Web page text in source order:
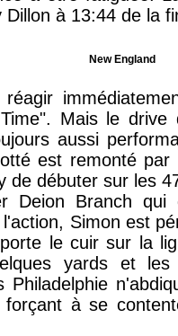
à 13:44 de la
New England
Mais le drive
aussi
est remonté par
de débuter sur les
Deion Branch
Simon est
le cuir sur la
yards et
Philadelphie
forçant à se